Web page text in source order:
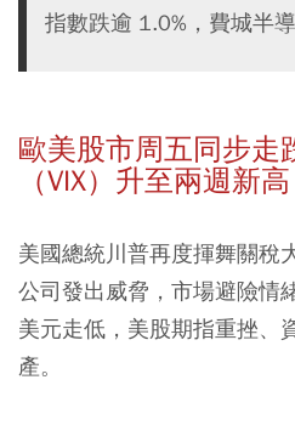
指數跌逾 1.0%，費城半
歐美股市周五同步走
（VIX）升至兩週新高
美國總統川普再度揮舞關稅
公司發出威脅，市場避險情
美元走低，美股期指重挫、
產。